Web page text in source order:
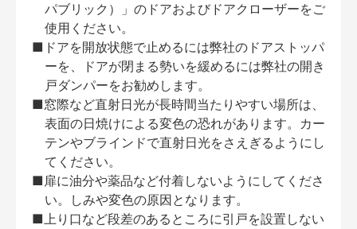
パブリック）」のドアおよびドアクローザーをご
使用ください。
■ドアを開放状態で止めるには弊社のドアストッパ
ーを、ドアが閉まる勢いを緩めるには弊社の開き
戸ダンパーをお勧めします。
■窓際など直射日光が長時間当たりやすい場所は、
表面の日焼けによる変色の恐れがあります。カー
テンやブラインドで直射日光をさえぎるようにし
てください。
■扉に油分や薬品など付着しないようにしてくださ
い。しみや変色の原因となります。
■上り口など段差のあるところに引戸を設置しない